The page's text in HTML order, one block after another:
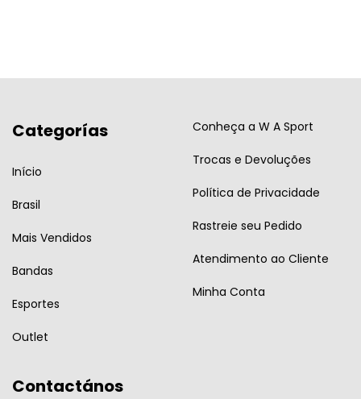
Categorías
Início
Brasil
Mais Vendidos
Bandas
Esportes
Outlet
Conheça a W A Sport
Trocas e Devoluções
Política de Privacidade
Rastreie seu Pedido
Atendimento ao Cliente
Minha Conta
Contactános